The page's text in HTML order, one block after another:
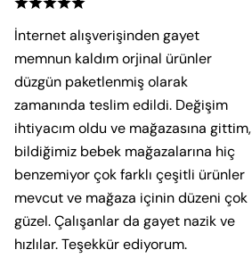
İnternet alışverişinden gayet
memnun kaldım orjinal ürünler
düzgün paketlenmiş olarak
zamanında teslim edildi. Değişim
ihtiyacım oldu ve mağazasına gittim,
bildiğimiz bebek mağazalarına hiç
benzemiyor çok farklı çeşitli ürünler
mevcut ve mağaza içinin düzeni çok
güzel. Çalışanlar da gayet nazik ve
hızlılar. Teşekkür ediyorum.